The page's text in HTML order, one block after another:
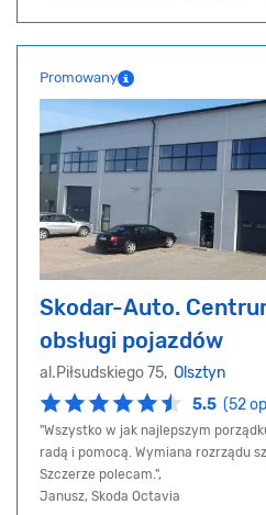
Promowany
Skodar-Auto.
obsługi pojazdów
al.Piłsudskiego 75, Olsztyn
5.5 (52
"Wszystko w jak najlepszym
radą i pomocą. Wymiana rozrządu
Szczerze polecam.",
Janusz, Skoda Octavia